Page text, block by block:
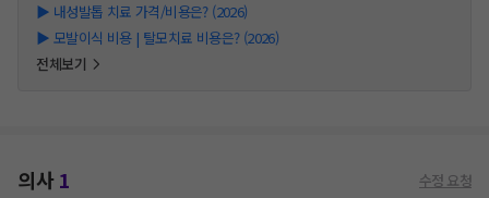
▶ 내성발톱 치료 가격/비용은? (2026)
▶ 모발이식 비용 | 탈모치료 비용은? (2026)
전체보기
의사1 수정 요청